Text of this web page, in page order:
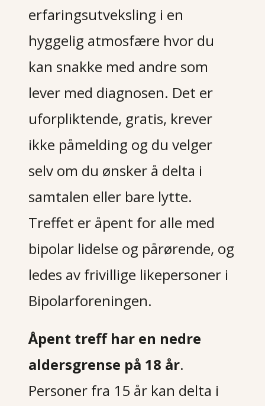
erfaringsutveksling i en
hyggelig atmosfære hvor du
kan snakke med andre som
lever med diagnosen. Det er
uforpliktende, gratis, krever
ikke påmelding og du velger
selv om du ønsker å delta i
samtalen eller bare lytte.
Treffet er åpent for alle med
bipolar lidelse og pårørende, og
ledes av frivillige likepersoner i
Bipolarforeningen.
Åpent treff har en nedre
aldersgrense på 18 år.
Personer fra 15 år kan delta i